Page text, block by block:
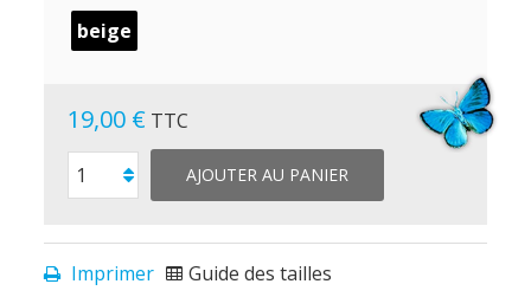
beige
19,00 € TTC
AJOUTER AU PANIER
Imprimer Guide des tailles